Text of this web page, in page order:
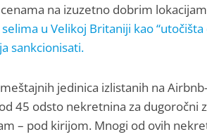
na izuzetno dobrim
u Velikoj Britaniji kao
sankcionisati.
jedinica izlistanih na
45 odsto nekretnina za dugoročni
– pod kirijom. Mnogi od ovih